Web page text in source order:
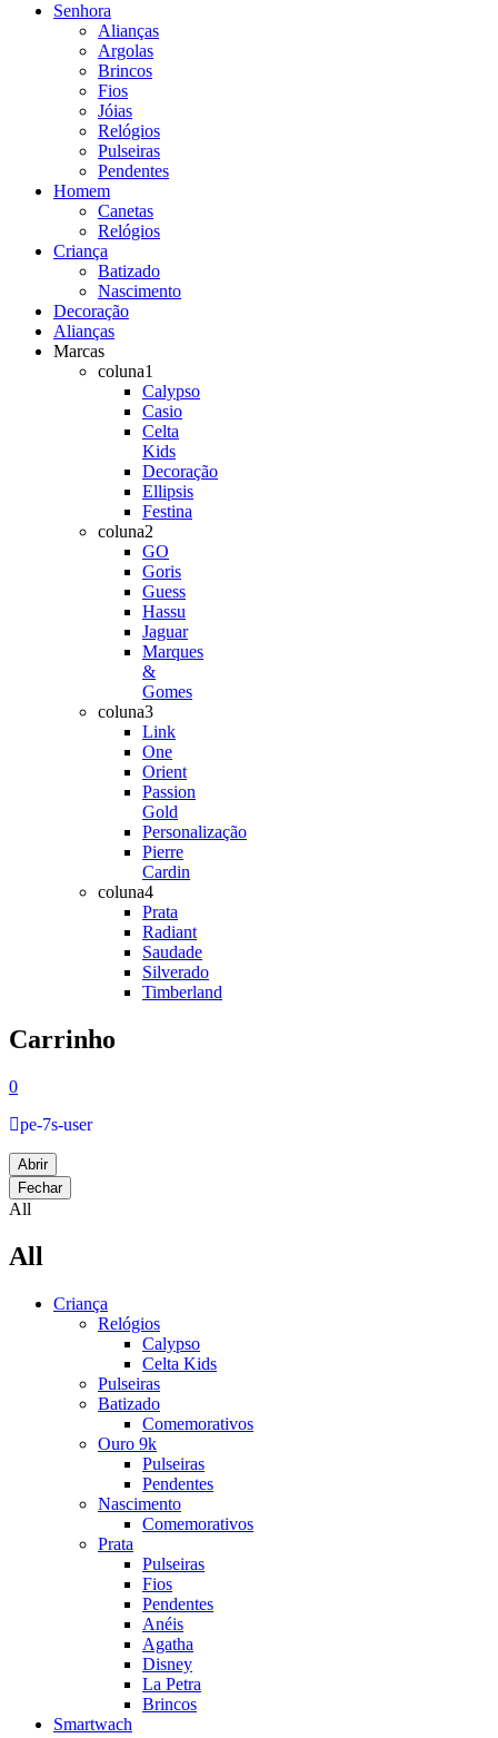
Senhora
Alianças
Argolas
Brincos
Fios
Jóias
Relógios
Pulseiras
Pendentes
Homem
Canetas
Relógios
Criança
Batizado
Nascimento
Decoração
Alianças
Marcas
coluna1
Calypso
Casio
Celta
Kids
Decoração
Ellipsis
Festina
coluna2
GO
Goris
Guess
Hassu
Jaguar
Marques
&
Gomes
coluna3
Link
One
Orient
Passion
Gold
Personalização
Pierre
Cardin
coluna4
Prata
Radiant
Saudade
Silverado
Timberland
Carrinho
0
pe-7s-user
Abrir
Fechar
All
All
Criança
Relógios
Calypso
Celta Kids
Pulseiras
Batizado
Comemorativos
Ouro 9k
Pulseiras
Pendentes
Nascimento
Comemorativos
Prata
Pulseiras
Fios
Pendentes
Anéis
Agatha
Disney
La Petra
Brincos
Smartwach